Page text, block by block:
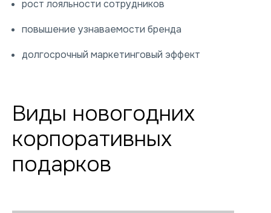
рост лояльности сотрудников
повышение узнаваемости бренда
долгосрочный маркетинговый эффект
Виды новогодних
корпоративных
подарков